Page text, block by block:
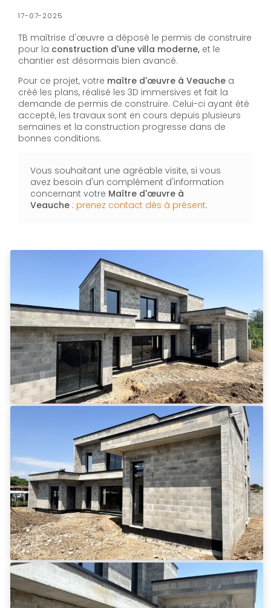
17-07-2025
TB maîtrise d'œuvre a déposé le permis de construire
pour la construction d'une villa moderne, et le
chantier est désormais bien avancé.
Pour ce projet, votre maître d'œuvre à Veauche a
créé les plans, réalisé les 3D immersives et fait la
demande de permis de construire. Celui-ci ayant été
accepté, les travaux sont en cours depuis plusieurs
semaines et la construction progresse dans de
bonnes conditions.
Vous souhaitant une agréable visite, si vous
avez besoin d'un complément d'information
concernant votre Maître d'œuvre à
Veauche : prenez contact dès à présent.